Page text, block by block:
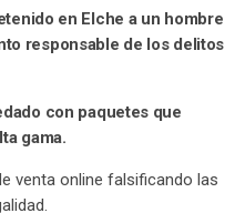
en Elche a un hombre
responsable de los delitos
con paquetes que
gama.
venta online falsificando las